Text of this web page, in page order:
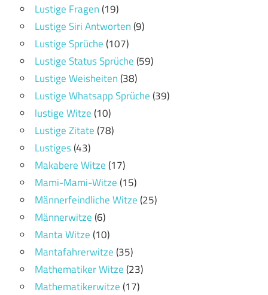
Lustige Fragen(19)
Lustige Siri Antworten(9)
Lustige Sprüche(107)
Lustige Status Sprüche(59)
Lustige Weisheiten(38)
Lustige Whatsapp Sprüche(39)
lustige Witze(10)
Lustige Zitate(78)
Lustiges(43)
Makabere Witze(17)
Mami-Mami-Witze(15)
Männerfeindliche Witze(25)
Männerwitze(6)
Manta Witze(10)
Mantafahrerwitze(35)
Mathematiker Witze(23)
Mathematikerwitze(17)